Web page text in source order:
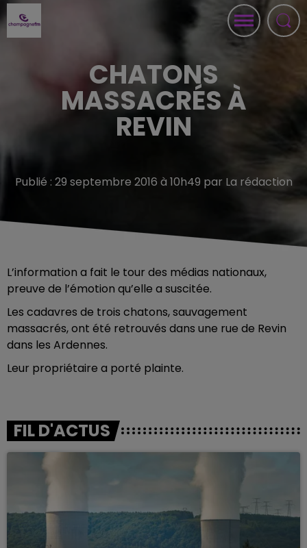
CHATONS
MASSACRÉS À
REVIN
Publié : 29 septembre 2016 à 10h49 par La rédaction
L’information a fait le tour des médias nationaux,
preuve de l’émotion qu’elle a suscitée.
Les cadavres de trois chatons, sauvagement
massacrés, ont été retrouvés dans une rue de Revin
dans les Ardennes.
Leur propriétaire a porté plainte.
FIL D'ACTUS